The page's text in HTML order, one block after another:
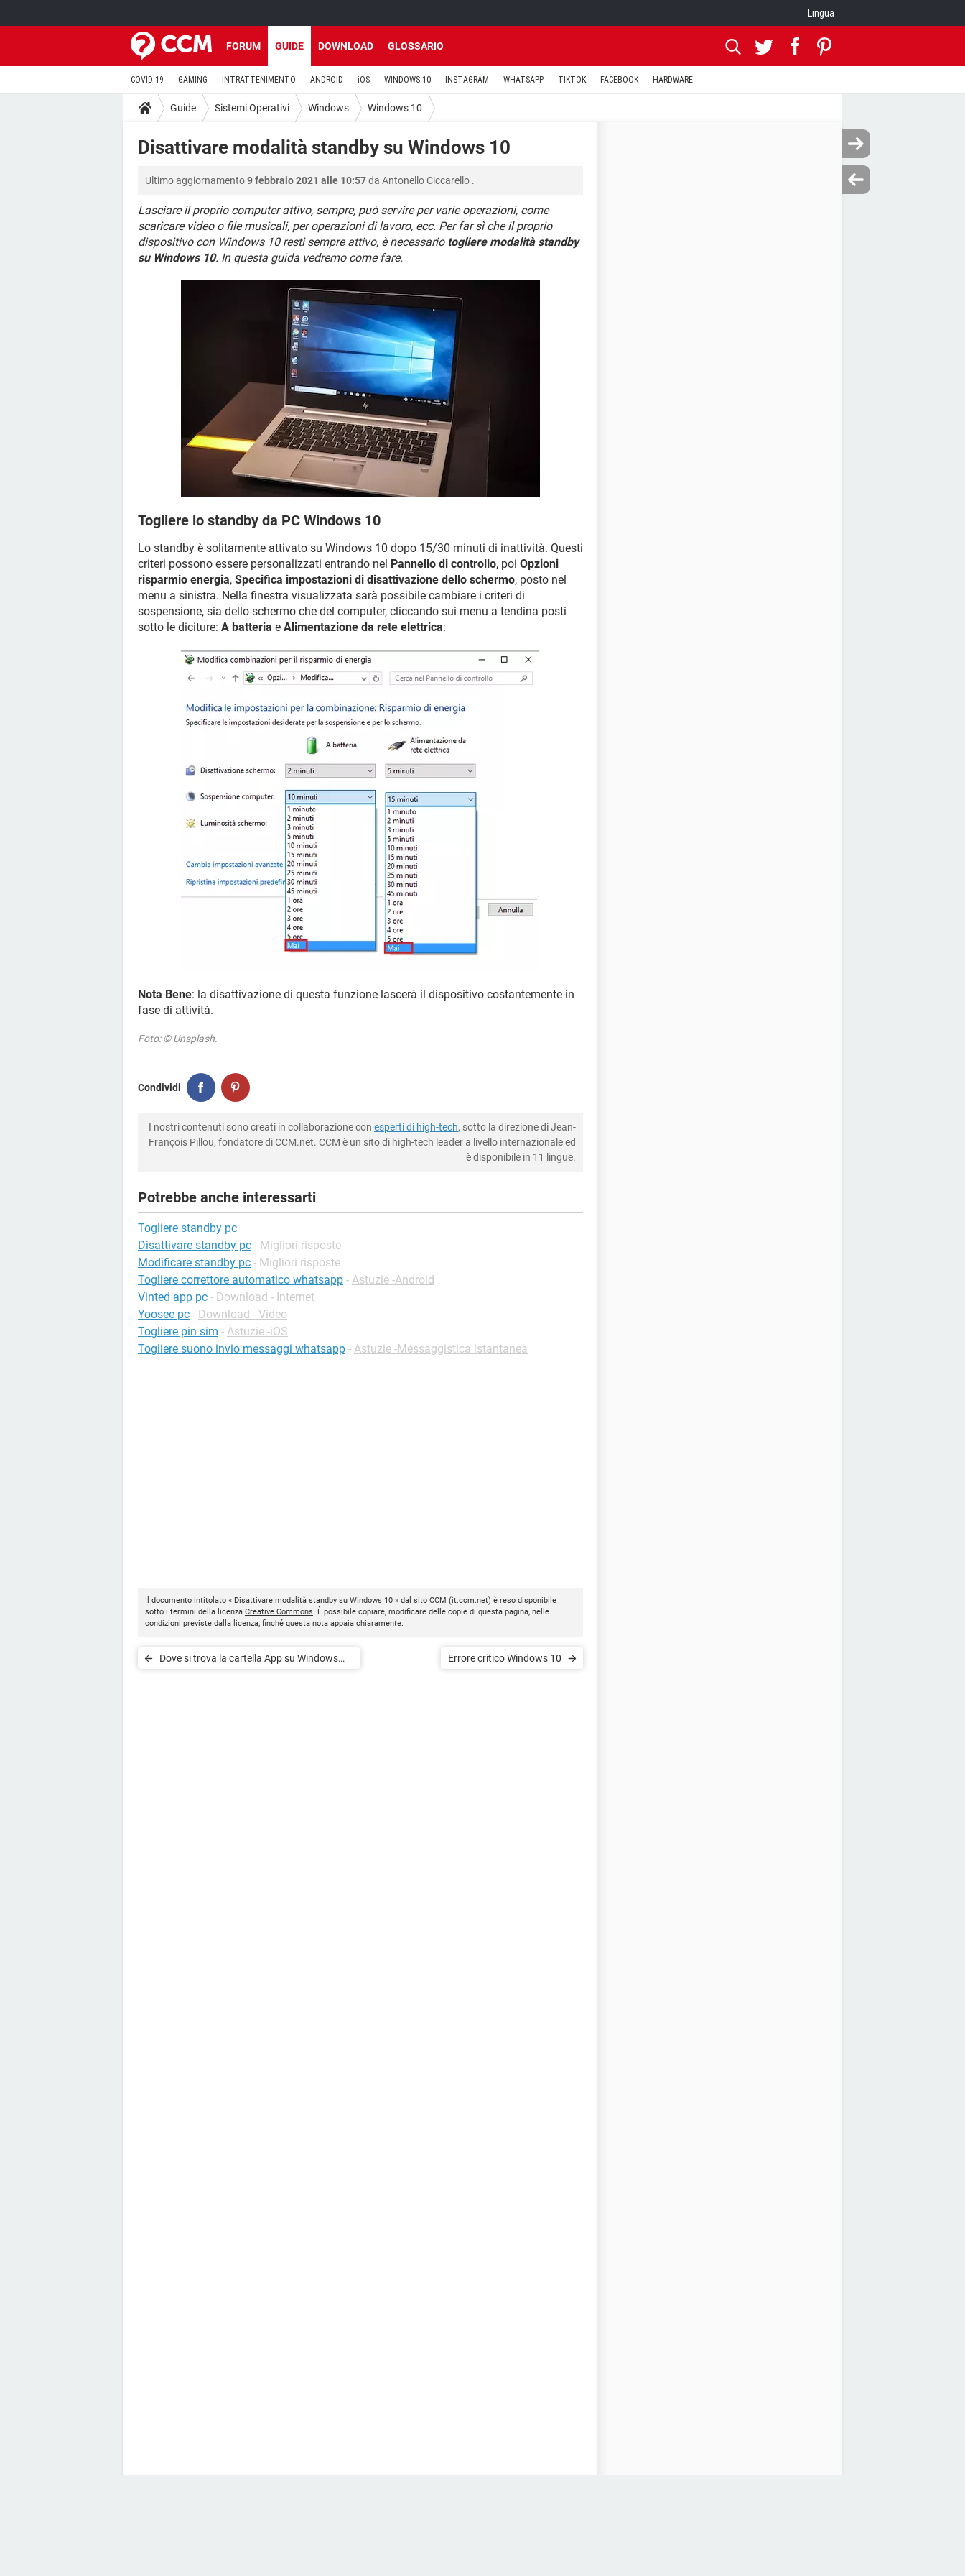
Lingua
FORUM GUIDE DOWNLOAD GLOSSARIO
COVID-19 GAMING INTRATTENIMENTO ANDROID iOS WINDOWS 10 INSTAGRAM WHATSAPP TIKTOK FACEBOOK HARDWARE
Guide Sistemi Operativi Windows Windows 10
Disattivare modalità standby su Windows 10
Ultimo aggiornamento9 febbraio 2021 alle 10:57da Antonello Ciccarello .
Lasciare il proprio computer attivo, sempre, può servire per varie operazioni, come
scaricare video o file musicali, per operazioni di lavoro, ecc. Per far sì che il proprio
dispositivo con Windows 10 resti sempre attivo, è necessario togliere modalità standby
su Windows 10. In questa guida vedremo come fare.
Togliere lo standby da PC Windows 10
Lo standby è solitamente attivato su Windows 10 dopo 15/30 minuti di inattività. Questi
criteri possono essere personalizzati entrando nel Pannello di controllo, poi Opzioni
risparmio energia, Specifica impostazioni di disattivazione dello schermo, posto nel
menu a sinistra. Nella finestra visualizzata sarà possibile cambiare i criteri di
sospensione, sia dello schermo che del computer, cliccando sui menu a tendina posti
sotto le diciture: A batteria e Alimentazione da rete elettrica:
Nota Bene: la disattivazione di questa funzione lascerà il dispositivo costantemente in
fase di attività.
Foto: © Unsplash.
Condividi
I nostri contenuti sono creati in collaborazione con esperti di high-tech, sotto la direzione di Jean-
François Pillou, fondatore di CCM.net. CCM è un sito di high-tech leader a livello internazionale ed
è disponibile in 11 lingue.
Potrebbe anche interessarti
Togliere standby pc
Disattivare standby pc - Migliori risposte
Modificare standby pc - Migliori risposte
Togliere correttore automatico whatsapp - Astuzie -Android
Vinted app pc - Download - Internet
Yoosee pc - Download - Video
Togliere pin sim - Astuzie -iOS
Togliere suono invio messaggi whatsapp - Astuzie -Messaggistica istantanea
Il documento intitolato « Disattivare modalità standby su Windows 10 » dal sito CCM (it.ccm.net) è reso disponibile
sotto i termini della licenza Creative Commons. È possibile copiare, modificare delle copie di questa pagina, nelle
condizioni previste dalla licenza, finché questa nota appaia chiaramente.
Dove si trova la cartella App su Windows
Errore critico Windows 10